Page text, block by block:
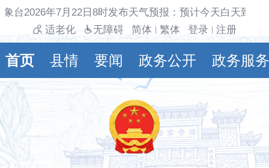
台2026年7月22日8时发布天气预报：预计今天白天到
适老化
无障碍 简体 繁体 登录 注册
首页 县情 要闻 政务公开 政务服务